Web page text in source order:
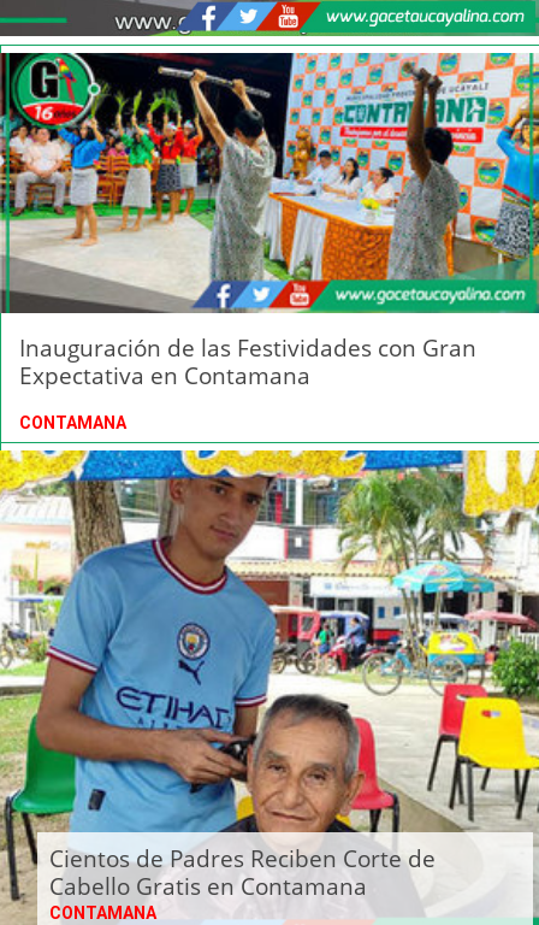
Inauguración de las Festividades con Gran
Expectativa en Contamana
CONTAMANA
Cientos de Padres Reciben Corte de
Cabello Gratis en Contamana
CONTAMANA